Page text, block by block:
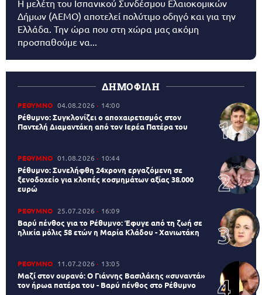
Η μελέτη του Ισπανικού Συνδέσμου Ελαιοκομικών
Δήμων (AEMO) αποτελεί πολύτιμο οδηγό και για την
Ελλάδα. Την ώρα που στη χώρα μας ακόμη
προσπαθούμε να...
ΔΗΜΟΦΙΛΗ
ΡΕΘΥΜΝΟ 04.08.2026 14:00
Ρέθυμνο: Συγκλονίζει ο αποχαιρετισμός στον
Παντελή Διαμαντάκη από τον Ιερέα Πατέρα του
ΡΕΘΥΜΝΟ 01.08.2026 10:44
Ρέθυμνο: Συνελήφθη 24χρονη εργαζόμενη σε
ξενοδοχείο για κλοπές κοσμημάτων αξίας 38.000
ευρώ
ΡΕΘΥΜΝΟ 25.07.2026 16:09
Βαρύ πένθος για το Ρέθυμνο: Έφυγε από τη ζωή σε
ηλικία μόλις 58 ετών η Μαρία Κλάδου - Χανιωτάκη
ΡΕΘΥΜΝΟ 11.07.2026 13:05
Μαζί στον ουρανό: Ο Γιάννης Βασιλάκης «συναντά»
τον ήρωα πατέρα του - Βαρύ πένθος στο Ρέθυμνο